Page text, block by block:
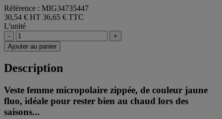
Référence : MIG34735447
30,54 € HT 36,65 € TTC
L'unité
-
+
Ajouter au panier
Description
Veste femme micropolaire zippée, de couleur jaune
fluo, idéale pour rester bien au chaud lors des
saisons...